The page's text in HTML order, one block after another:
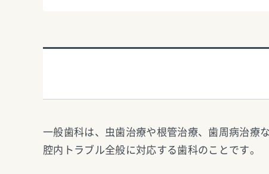
一般歯科は、虫歯治療や根管治療、歯周病治療
腔内トラブル全般に対応する歯科のことです。